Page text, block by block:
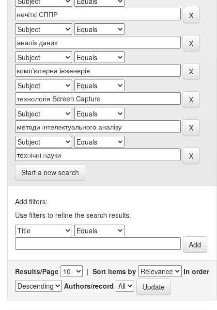
Start a new search
Add filters:
Use filters to refine the search results.
Results/Page | Sort items by
In order
Authors/record